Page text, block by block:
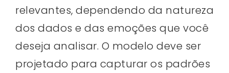
relevantes, dependendo da natureza
dos dados e das emoções que você
deseja analisar. O modelo deve ser
projetado para capturar os padrões